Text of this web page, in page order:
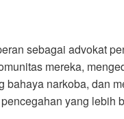
sebagai advokat
mereka,
bahaya narkoba, dan
yang lebih